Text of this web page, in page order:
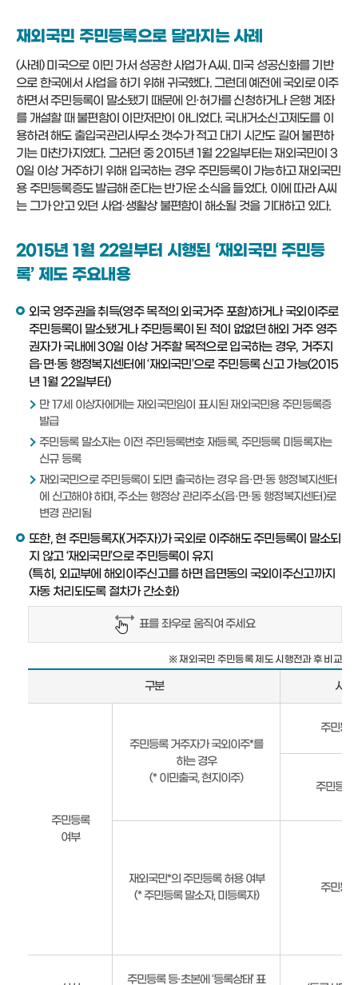
재외국민 주민등록으로 달라지는 사례
(사례) 미국으로 이민 가서 성공한 사업가 A씨. 미국 성공신화를 기반
으로 한국에서 사업을 하기 위해 귀국했다. 그런데 예전에 국외로 이주
하면서 주민등록이 말소됐기 때문에 인·허가를 신청하거나 은행 계좌
를 개설할 때 불편함이 이만저만이 아니었다. 국내거소신고제도를 이
용하려 해도 출입국관리사무소 갯수가 적고 대기 시간도 길어 불편하
기는 마찬가지였다. 그러던 중 2015년 1월 22일부터는 재외국민이 3
0일 이상 거주하기 위해 입국하는 경우 주민등록이 가능하고 재외국민
용 주민등록증도 발급해 준다는 반가운 소식을 들었다. 이에 따라 A씨
는 그가 안고 있던 사업·생활상 불편함이 해소될 것을 기대하고 있다.
2015년 1월 22일부터 시행된 ‘재외국민 주민등
록’ 제도 주요내용
외국 영주권을 취득(영주 목적의 외국거주 포함)하거나 국외이주로
주민등록이 말소됐거나 주민등록이 된 적이 없없던 해외 거주 영주
권자가 국내에 30일 이상 거주할 목적으로 입국하는 경우, 거주지
읍·면·동 행정복지센터에 ‘재외국민’으로 주민등록 신고 가능(2015
년 1월 22일부터)
만 17세 이상자에게는 재외국민임이 표시된 재외국민용 주민등록증
발급
주민등록 말소자는 이전 주민등록번호 재등록, 주민등록 미등록자는
신규 등록
재외국민으로 주민등록이 되면 출국하는 경우 읍·면·동 행정복지센터
에 신고해야 하며, 주소는 행정상 관리주소(읍·면·동 행정복지센터)로
변경 관리됨
또한, 현 주민등록자(거주자)가 국외로 이주해도 주민등록이 말소되
지 않고 ‘재외국민’으로 주민등록이 유지
(특히, 외교부에 해외이주신고를 하면 읍면동의 국외이주신고까지
자동 처리되도록 절차가 간소화)
표를 좌우로 움직여 주세요
※ 재외국민 주민등록 제도 시행전과 후 비교
구분 시행
주민등록
여부
주민등록 거주자가 국외이주*를
하는 경우
(* 이민출국, 현지이주)
주민등
주민등록
재외국민*의 주민등록 허용 여부
(* 주민등록 말소자, 미등록자)
주민등
주민등록 등·초본에 ‘등록상태’ 표